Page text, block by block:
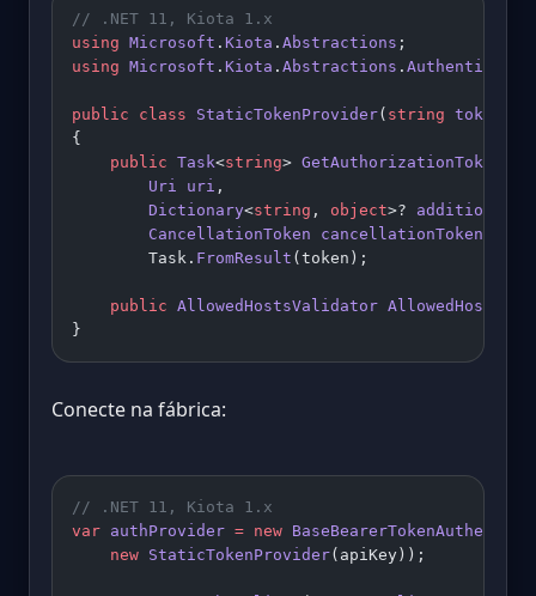
// .NET 11, Kiota 1.x
using Microsoft . Kiota . Abstractions ;
using Microsoft . Kiota . Abstractions .
public class StaticTokenProvider( string token
{
    public
Task<string>
        Uri
uri ,
        Dictionary
<string , object>?
        CancellationToken
cancellationToken
        Task.
FromResult (token);
    public
AllowedHostsValidator
}
Conecte na fábrica:
// .NET 11, Kiota 1.x
var authProvider = new
    new
StaticTokenProvider(apiKey));